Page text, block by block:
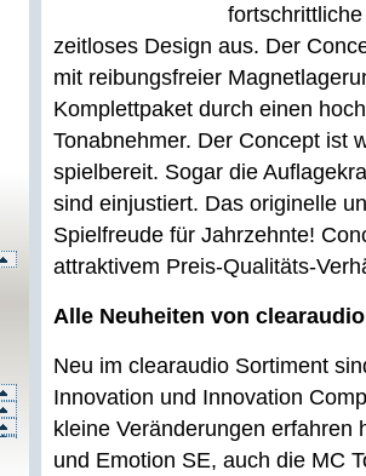
zeitloses Design aus. Der
mit reibungsfreier
Komplettpaket durch einen
Tonabnehmer. Der Concept ist
spielbereit. Sogar die
sind einjustiert. Das originelle
Spielfreude für Jahrzehnte!
attraktivem Preis-Qualitäts-
Alle Neuheiten von
Neu im clearaudio Sortiment
Innovation und Innovation
kleine Veränderungen erfahren
und Emotion SE, auch die MC